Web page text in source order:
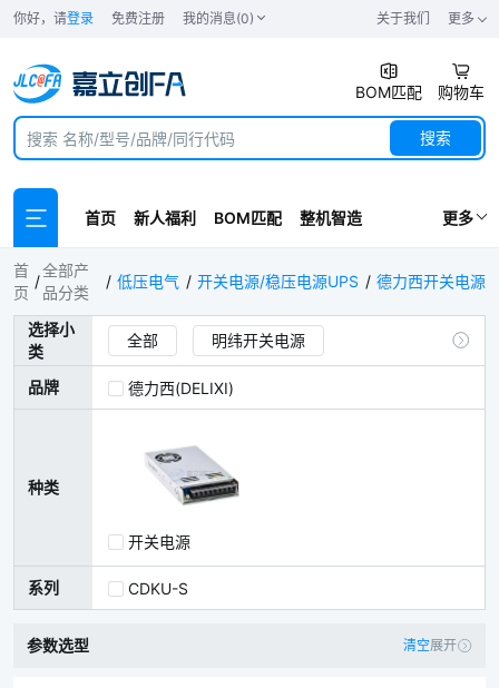
你好，请登录 免费注册 我的消息(0) 关于我们 更多
BOM匹配 购物车
搜索
首页 新人福利 BOM匹配 整机智造 更多
德力西开关电源
首
页
全部产
品分类
低压电气 开关电源/稳压电源UPS 德力西开关电源
选择小
类
全部 明纬开关电源
德力西开关电源
正泰开关电源
金升阳开关电源
品牌 德力西(DELIXI)
种类
开关电源
系列 CDKU-S
参数选型 清空展开